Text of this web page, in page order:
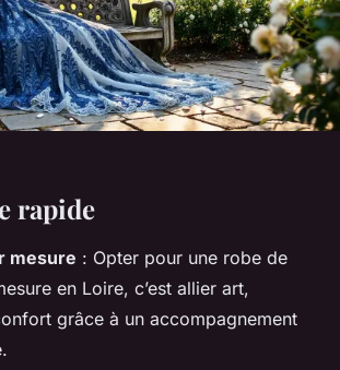
rapide
mesure : Opter pour une robe de
en Loire, c’est allier art,
grâce à un accompagnement